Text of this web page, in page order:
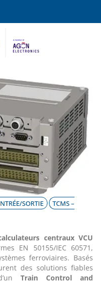
SORTIE
TCMS –
centraux VCU
EN 50155/IEC 60571,
ferroviaires. Basés
des solutions fiables
Train Control and